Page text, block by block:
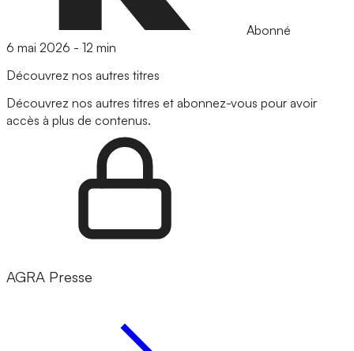
Abonné
6 mai 2026 - 12 min
Découvrez nos autres titres
Découvrez nos autres titres et abonnez-vous pour avoir
accès à plus de contenus.
AGRA Presse